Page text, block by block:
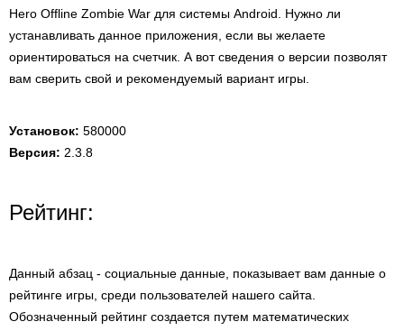
Hero Offline Zombie War для системы Android. Нужно ли
устанавливать данное приложения, если вы желаете
ориентироваться на счетчик. А вот сведения о версии позволят
вам сверить свой и рекомендуемый вариант игры.
Установок: 580000
Версия: 2.3.8
Рейтинг:
Данный абзац - социальные данные, показывает вам данные о
рейтинге игры, среди пользователей нашего сайта.
Обозначенный рейтинг создается путем математических